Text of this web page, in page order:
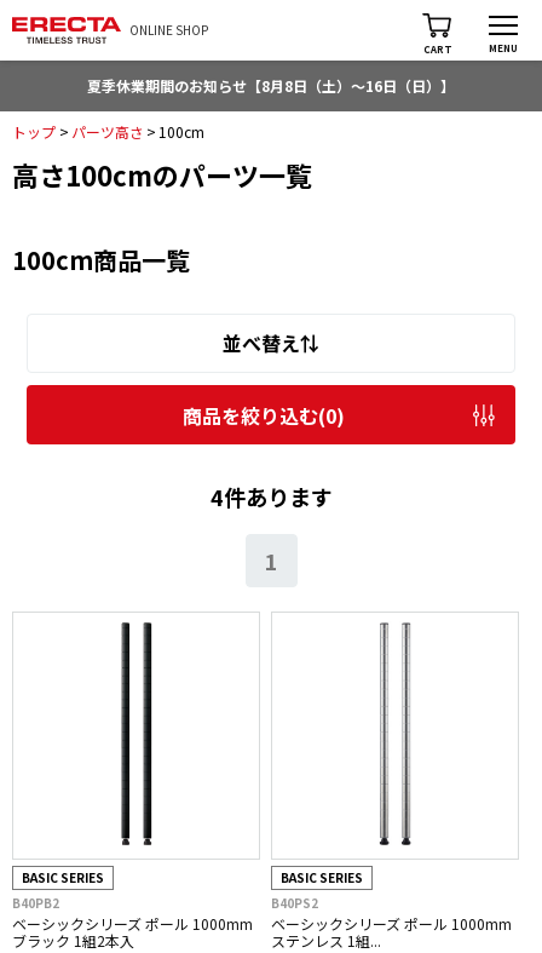
ONLINE SHOP
CART MENU
夏季休業期間のお知らせ【8月8日（土）～16日（日）】
トップ > パーツ高さ > 100cm
高さ100cmのパーツ一覧
100cm商品一覧
並べ替え⇅
商品を絞り込む(0)
4件あります
1
BASIC SERIES
B40PB2
ベーシックシリーズ ポール 1000mm
ブラック 1組2本入
BASIC SERIES
B40PS2
ベーシックシリーズ ポール 1000mm
ステンレス 1組...